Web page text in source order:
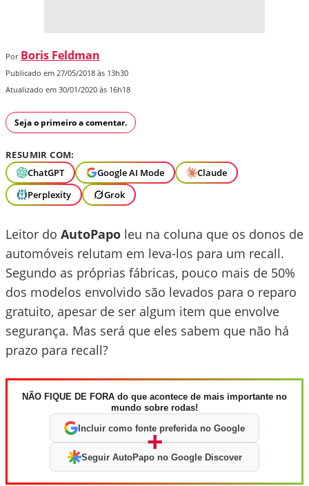
Por Boris Feldman
Publicado em 27/05/2018 às 13h30
Atualizado em 30/01/2020 às 16h18
Seja o primeiro a comentar.
RESUMIR COM:
ChatGPT
Google AI Mode
Claude
Perplexity
Grok
Leitor do AutoPapo leu na coluna que os donos de
automóveis relutam em leva-los para um recall.
Segundo as próprias fábricas, pouco mais de 50%
dos modelos envolvido são levados para o reparo
gratuito, apesar de ser algum item que envolve
segurança. Mas será que eles sabem que não há
prazo para recall?
NÃO FIQUE DE FORA do que acontece de mais importante no
mundo sobre rodas!
Incluir como fonte preferida no Google
+
Seguir AutoPapo no Google Discover